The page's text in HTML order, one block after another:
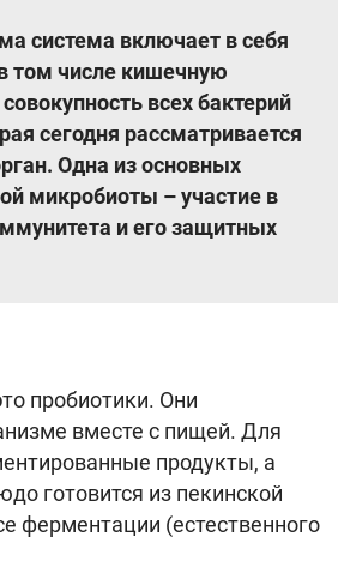
система включает в себя
том числе кишечную
всех бактерий
сегодня рассматривается
Одна из основных
микробиоты – участие в
и его защитных
пробиотики. Они
вместе с пищей. Для
продукты, а
готовится из пекинской
ферментации (естественного